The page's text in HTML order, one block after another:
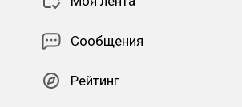
Сообщения
Рейтинг